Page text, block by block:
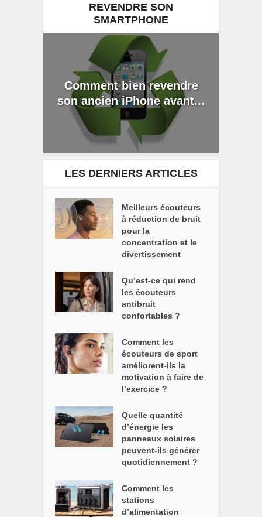
REVENDRE SON
SMARTPHONE
Comment bien revendre
son ancien iPhone avant...
LES DERNIERS ARTICLES
Meilleurs écouteurs
à réduction de bruit
pour la
concentration et le
divertissement
Qu’est-ce qui rend
les écouteurs
antibruit
confortables ?
Comment les
écouteurs de sport
améliorent-ils la
motivation à faire de
l’exercice ?
Quelle quantité
d’énergie les
panneaux solaires
peuvent-ils générer
quotidiennement ?
Comment les
stations
d’alimentation